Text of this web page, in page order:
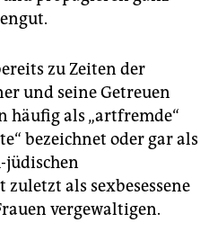
zu Zeiten der
und seine Getreuen
häufig als „artfremde“
bezeichnet oder gar als
jüdischen
zuletzt als sexbesessene
vergewaltigen.